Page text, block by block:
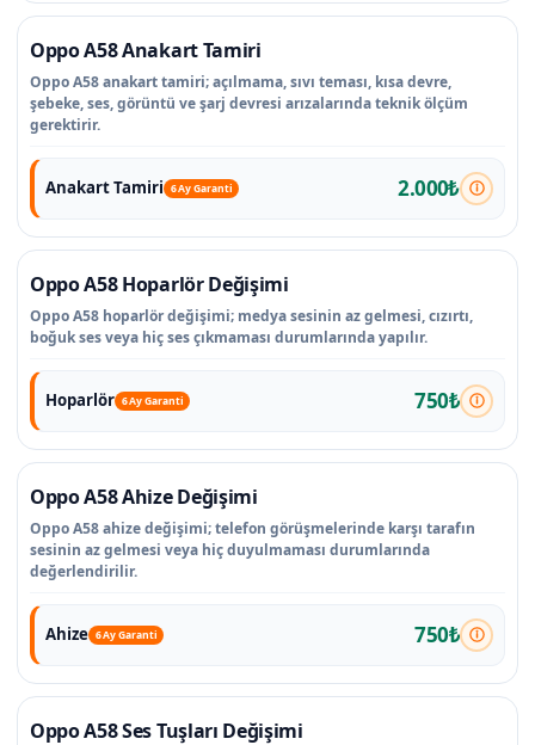
Oppo A58 Anakart Tamiri
Oppo A58 anakart tamiri; açılmama, sıvı teması, kısa devre,
şebeke, ses, görüntü ve şarj devresi arızalarında teknik ölçüm
gerektirir.
Anakart Tamiri 6 Ay Garanti 2.000₺
Oppo A58 Hoparlör Değişimi
Oppo A58 hoparlör değişimi; medya sesinin az gelmesi, cızırtı,
boğuk ses veya hiç ses çıkmaması durumlarında yapılır.
Hoparlör 6 Ay Garanti 750₺
Oppo A58 Ahize Değişimi
Oppo A58 ahize değişimi; telefon görüşmelerinde karşı tarafın
sesinin az gelmesi veya hiç duyulmaması durumlarında
değerlendirilir.
Ahize 6 Ay Garanti 750₺
Oppo A58 Ses Tuşları Değişimi